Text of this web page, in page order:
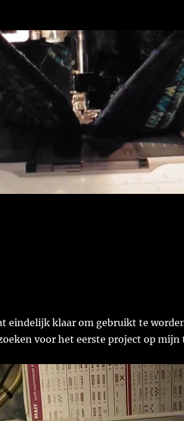
eindelijk klaar om gebruikt te
voor het eerste project op mijn